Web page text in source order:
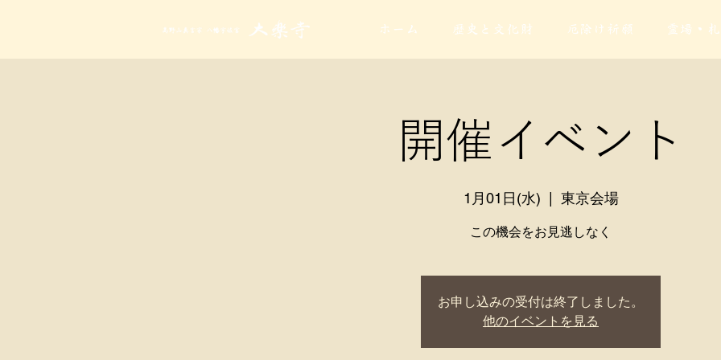
ホーム 歴史と文化財 厄除け祈願 霊場・
開催イベント
1月01日(水) 東京会場
この機会をお見逃しなく
お申し込みの受付は終了しました。
他のイベントを見る